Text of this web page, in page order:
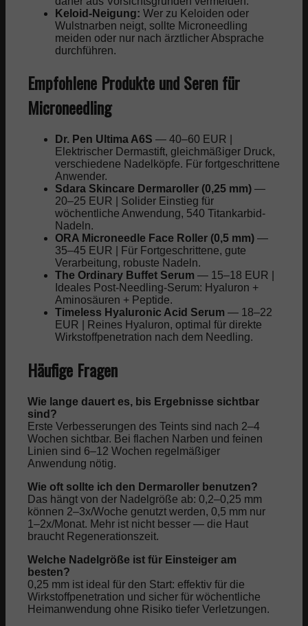
Keloid-Neigung: Wer zu Keloiden oder
Wulstnarben neigt, sollte Microneedling
meiden oder nur nach ärztlicher Absprache
durchführen.
Empfohlene Produkte und Seren für
Microneedling
Dr. Pen Ultima A6S — 40–60 EUR |
Elektrischer Dermastift, gleichmäßiger Druck,
verschiedene Nadelköpfe. Für fortgeschrittene
Anwender.
Sdara Skincare Dermaroller (0,25 mm) —
20–25 EUR | Solider Einstieg für
wöchentliche Anwendung, 540 Titankarbid-
Nadeln.
ORA Microneedle Face Roller (0,5 mm) —
35–45 EUR | Für Fortgeschrittene, gute
Verarbeitung, robuste Nadeln.
The Ordinary Buffet Serum — 15–18 EUR |
Ideales Post-Needling-Serum: Hyaluron +
Aminosäuren + Peptide.
Timeless Hyaluronic Acid Serum — 18–22
EUR | Reines Hyaluron, optimal für direkte
Wirkstoffpenetration nach dem Needling.
Häufige Fragen
Wie lange dauert es, bis Ergebnisse sichtbar
sind?
Erste Verbesserungen des Teints sind nach 2–4
Wochen sichtbar. Bei flachen Narben und feinen
Linien sind 6–12 Wochen regelmäßiger
Anwendung nötig.
Wie oft sollte ich den Dermaroller benutzen?
Das hängt von der Nadelgröße ab: 0,2–0,25 mm
können 2–3x/Woche genutzt werden, 0,5 mm nur
1–2x/Monat. Mehr ist nicht besser — die Haut
braucht Regenerationszeit.
Welche Nadelgröße ist für Einsteiger am
besten?
0,25 mm ist ideal für den Start: effektiv für die
Wirkstoffpenetration und sicher für wöchentliche
Heimanwendung ohne Risiko tiefer Verletzungen.